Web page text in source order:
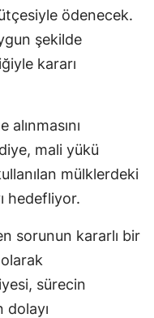
ödenecek.
şekilde
kararı
mali yükü
mülklerdeki
hedefliyor.
sorunun kararlı bir
olarak
sürecin
dolayı